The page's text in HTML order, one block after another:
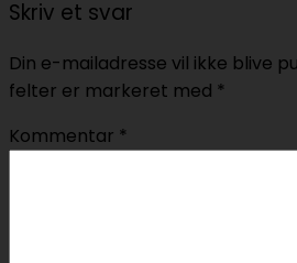
Skriv et svar
Din e-mailadresse vil ikke blive
felter er markeret med *
Kommentar *